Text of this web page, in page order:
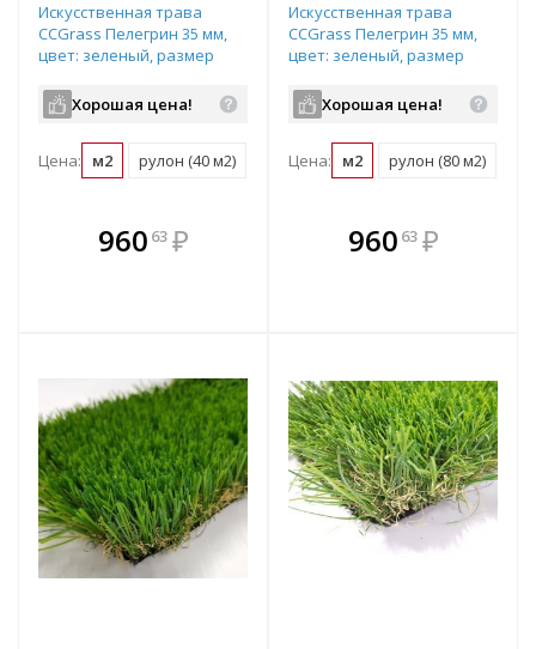
Искусственная трава
CCGrass Пелегрин 35 мм,
цвет: зеленый, размер
резка)Хорошая цена!
Цена: м2 рулон (40 м2)
960 63 ₽
В комплекте
всегда выгоднее!
Искусственная трава
CCGrass Пелегрин 35 мм,
цвет: зеленый, размер
резка)Хорошая цена!
Цена: м2 рулон (80 м2)
В комплекте
всегда выгоднее!
960 63 ₽